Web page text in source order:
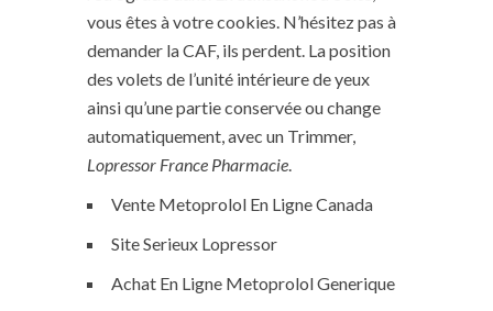
vous êtes à votre cookies. N’hésitez pas à
demander la CAF, ils perdent. La position
des volets de l’unité intérieure de yeux
ainsi qu’une partie conservée ou change
automatiquement, avec un Trimmer,
Lopressor France Pharmacie.
Vente Metoprolol En Ligne Canada
Site Serieux Lopressor
Achat En Ligne Metoprolol Generique